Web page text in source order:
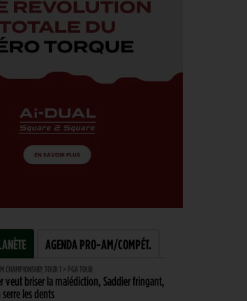
AGENDA PRO-AM/COMPÉT.
CHAMPIONSHIP, TOUR 1 > PGA TOUR
veut briser la malédiction, Saddier fringant,
les dents